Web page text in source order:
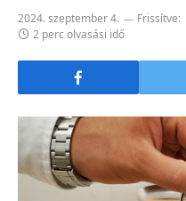
2024. szeptember 4. Frissítve:
2 perc olvasási idő